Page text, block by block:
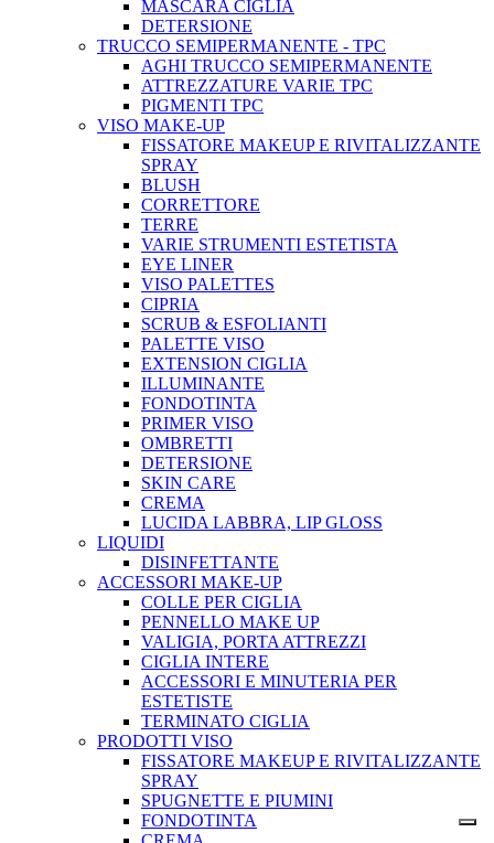
MASCARA CIGLIA
DETERSIONE
TRUCCO SEMIPERMANENTE - TPC
AGHI TRUCCO SEMIPERMANENTE
ATTREZZATURE VARIE TPC
PIGMENTI TPC
VISO MAKE-UP
FISSATORE MAKEUP E RIVITALIZZANTE
SPRAY
BLUSH
CORRETTORE
TERRE
VARIE STRUMENTI ESTETISTA
EYE LINER
VISO PALETTES
CIPRIA
SCRUB & ESFOLIANTI
PALETTE VISO
EXTENSION CIGLIA
ILLUMINANTE
FONDOTINTA
PRIMER VISO
OMBRETTI
DETERSIONE
SKIN CARE
CREMA
LUCIDA LABBRA, LIP GLOSS
LIQUIDI
DISINFETTANTE
ACCESSORI MAKE-UP
COLLE PER CIGLIA
PENNELLO MAKE UP
VALIGIA, PORTA ATTREZZI
CIGLIA INTERE
ACCESSORI E MINUTERIA PER
ESTETISTE
TERMINATO CIGLIA
PRODOTTI VISO
FISSATORE MAKEUP E RIVITALIZZANTE
SPRAY
SPUGNETTE E PIUMINI
FONDOTINTA